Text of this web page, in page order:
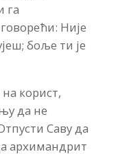
га
Није
боље ти је
корист,
да не
Саву да
архимандрит